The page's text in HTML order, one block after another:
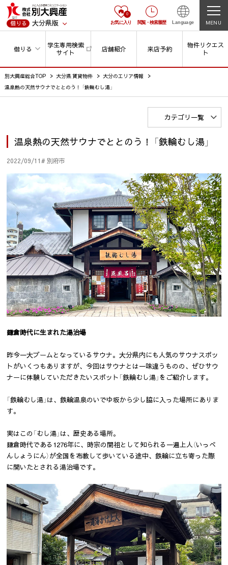
借りる 大分県版
0
お気に入り 閲覧・ 検索履歴 Language MENU
借りる
学生専用検索
サイト
店舗紹介 来店予約
物件リクエス
ト
別大興産総合TOP 大分県 賃貸物件
大分のエリア情報
温泉熱の天然サウナでととのう！ 「鉄輪むし湯」
カテゴリ一覧
温泉熱の天然サウナでととのう！ 「鉄輪むし湯」
2022/09/11# 別府市
鎌倉時代に生まれた湯治場
昨今一大ブームとなっているサウナ。大分県内にも人気のサウナスポッ
トがいくつもありますが、今回はサウナとは一味違うものの、ぜひサウ
ナーに体験していただきたいスポット「鉄輪むし湯」をご紹介します。
「鉄輪むし湯」は、鉄輪温泉のいでゆ坂から少し脇に入った場所にありま
す。
実はこの「むし湯」は、歴史ある場所。
鎌倉時代である1276年に、時宗の開祖として知られる一遍上人（いっぺ
んしょうにん）が全国を布教して歩いている途中、鉄輪に立ち寄った際
に開いたとされる湯治場です。